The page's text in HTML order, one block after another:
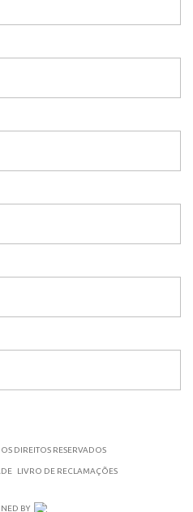
DIREITOS RESERVADOS
LIVRO DE RECLAMAÇÕES
BY